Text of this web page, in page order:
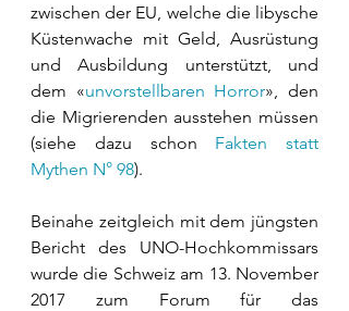
zwischen der EU, welche die libysche
Küstenwache mit Geld, Ausrüstung
und Ausbildung unterstützt, und
dem «unvorstellbaren Horror», den
die Migrierenden ausstehen müssen
(siehe dazu schon Fakten statt
Mythen N° 98).
Beinahe zeitgleich mit dem jüngsten
Bericht des UNO-Hochkommissars
wurde die Schweiz am 13. November
2017 zum Forum für das